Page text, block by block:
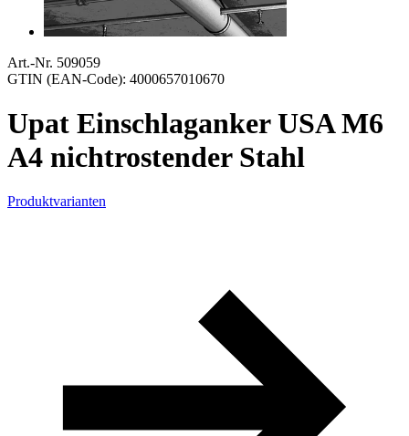
Art.-Nr. 509059
GTIN (EAN-Code): 4000657010670
Upat Einschlaganker USA M6
A4 nichtrostender Stahl
Produktvarianten